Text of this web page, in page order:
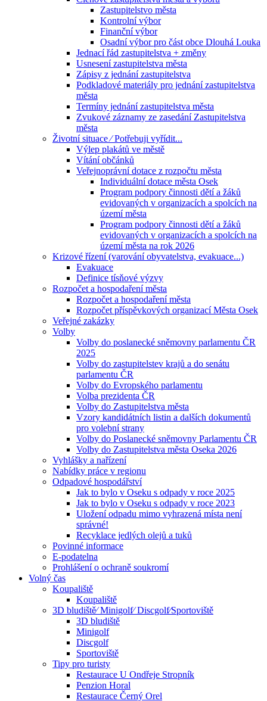
Zastupitelstvo města
Kontrolní výbor
Finanční výbor
Osadní výbor pro část obce Dlouhá Louka
Jednací řád zastupitelstva + změny
Usnesení zastupitelstva města
Zápisy z jednání zastupitelstva
Podkladové materiály pro jednání zastupitelstva
města
Termíny jednání zastupitelstva města
Zvukové záznamy ze zasedání Zastupitelstva
města
Životní situace ⁄ Potřebuji vyřídit...
Výlep plakátů ve městě
Vítání občánků
Veřejnoprávní dotace z rozpočtu města
Individuální dotace města Osek
Program podpory činnosti dětí a žáků
evidovaných v organizacích a spolcích na
území města
Program podpory činnosti dětí a žáků
evidovaných v organizacích a spolcích na
území města na rok 2026
Krizové řízení (varování obyvatelstva, evakuace...)
Evakuace
Definice tísňové výzvy
Rozpočet a hospodaření města
Rozpočet a hospodaření města
Rozpočet příspěvkových organizací Města Osek
Veřejné zakázky
Volby
Volby do poslanecké sněmovny parlamentu ČR
2025
Volby do zastupitelstev krajů a do senátu
parlamentu ČR
Volby do Evropského parlamentu
Volba prezidenta ČR
Volby do Zastupitelstva města
Vzory kandidátních listin a dalších dokumentů
pro volební strany
Volby do Poslanecké sněmovny Parlamentu ČR
Volby do Zastupitelstva města Oseka 2026
Vyhlášky a nařízení
Nabídky práce v regionu
Odpadové hospodářství
Jak to bylo v Oseku s odpady v roce 2025
Jak to bylo v Oseku s odpady v roce 2023
Uložení odpadu mimo vyhrazená místa není
správné!
Recyklace jedlých olejů a tuků
Povinné informace
E-podatelna
Prohlášení o ochraně soukromí
Volný čas
Koupaliště
Koupaliště
3D bludiště⁄ Minigolf⁄ Discgolf⁄Sportoviště
3D bludiště
Minigolf
Discgolf
Sportoviště
Tipy pro turisty
Restaurace U Ondřeje Stropník
Penzion Horal
Restaurace Černý Orel